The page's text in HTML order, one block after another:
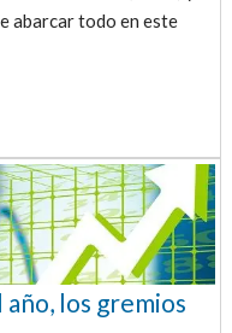
abarcar todo en este
los gremios